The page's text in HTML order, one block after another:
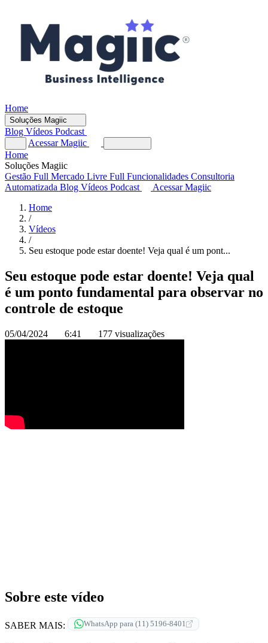
Home
Soluções Magiic
Blog Vídeos Podcast
Acessar Magiic
Home
Soluções Magiic
Gestão Full Mercado Livre Full Funcionalidades Consultoria
Automatizada Blog Vídeos Podcast
Acessar Magiic
Home
/
Vídeos
/
Seu estoque pode estar doente! Veja qual é um pont...
Seu estoque pode estar doente! Veja qual
é um ponto fundamental para observar no
controle de estoque
05/04/2024 6:41 177 visualizações
Sobre este vídeo
SABER MAIS: WhatsApp para (11) 5196-8401